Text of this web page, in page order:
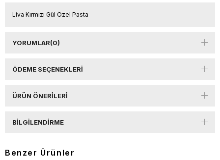
Liva Kırmızı Gül Özel Pasta
YORUMLAR(0)
ÖDEME SEÇENEKLERI
ÜRÜN ÖNERILERI
BILGILENDIRME
Benzer Ürünler